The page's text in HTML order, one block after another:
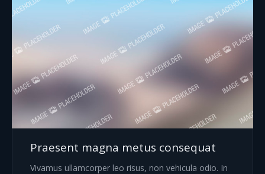
Praesent magna metus consequat
Vivamus ullamcorper leo risus, non vehicula odio. In